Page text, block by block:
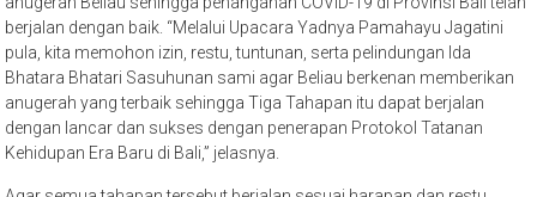
berjalan dengan baik. “Melalui Upacara Yadnya Pamahayu Jagatini
pula, kita memohon izin, restu, tuntunan, serta pelindungan Ida
Bhatara Bhatari Sasuhunan sami agar Beliau berkenan memberikan
anugerah yang terbaik sehingga Tiga Tahapan itu dapat berjalan
dengan lancar dan sukses dengan penerapan Protokol Tatanan
Kehidupan Era Baru di Bali,” jelasnya.